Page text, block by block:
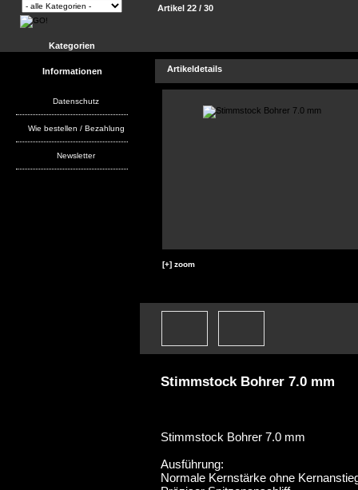
Kategorien
Informationen
Datenschutz
Wie bestellen / Bezahlung
Newsletter
Artikel 22 / 30
Artikeldetails
[+] zoom
Stimmstock Bohrer 7.0 mm
Stimmstock Bohrer 7.0 mm
Ausführung:
Normale Kernstärke ohne